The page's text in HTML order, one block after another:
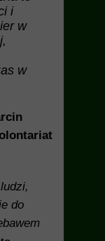
i
w
w
do